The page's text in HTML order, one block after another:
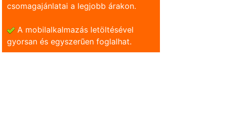
csomagajánlatai a legjobb árakon.
A mobilalkalmazás letöltésével
gyorsan és egyszerũen foglalhat.